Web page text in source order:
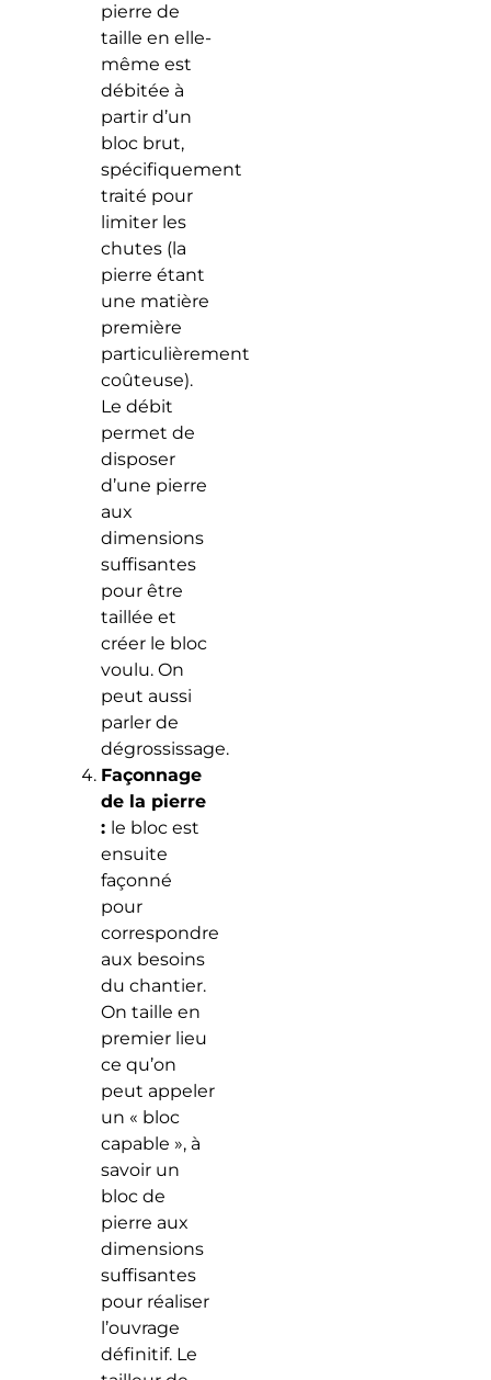
pierre de
taille en elle-
même est
débitée à
partir d’un
bloc brut,
spécifiquement
traité pour
limiter les
chutes (la
pierre étant
une matière
première
particulièrement
coûteuse).
Le débit
permet de
disposer
d’une pierre
aux
dimensions
suffisantes
pour être
taillée et
créer le bloc
voulu. On
peut aussi
parler de
dégrossissage.
Façonnage
de la pierre
: le bloc est
ensuite
façonné
pour
correspondre
aux besoins
du chantier.
On taille en
premier lieu
ce qu’on
peut appeler
un « bloc
capable », à
savoir un
bloc de
pierre aux
dimensions
suffisantes
pour réaliser
l’ouvrage
définitif. Le